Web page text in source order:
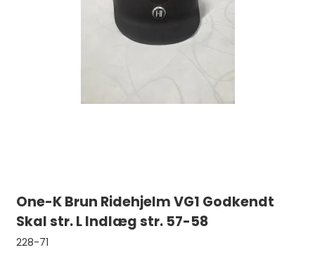
One-K Brun Ridehjelm VG1 Godkendt
Skal str. L Indlæg str. 57-58
228-71